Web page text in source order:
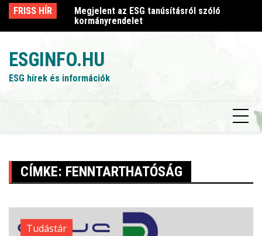
Skip
content
FRISS HÍR
szóló
Megjelent az ESG tanúsításról szóló
kormányrendelet
ESGINFO.HU
ESG hírek és információk
CÍMKE: FENNTARTHATÓSÁG
Tudástár